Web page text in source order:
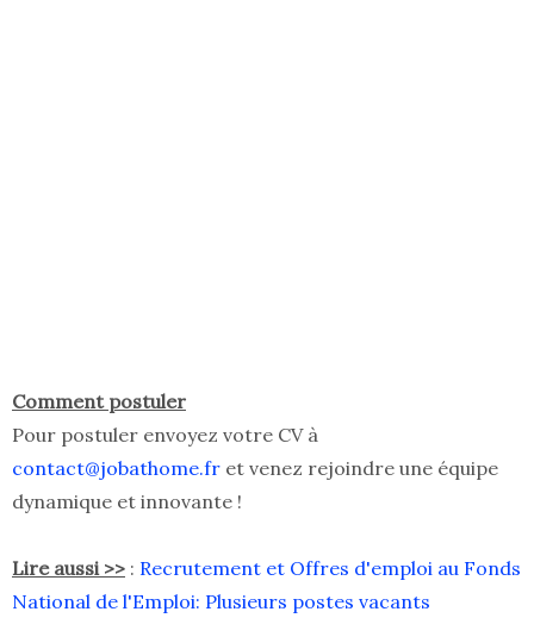
Comment postuler
Pour postuler envoyez votre CV à
contact@jobathome.fr et venez rejoindre une équipe
dynamique et innovante !
Lire aussi >> : Recrutement et Offres d'emploi au Fonds
National de l'Emploi: Plusieurs postes vacants